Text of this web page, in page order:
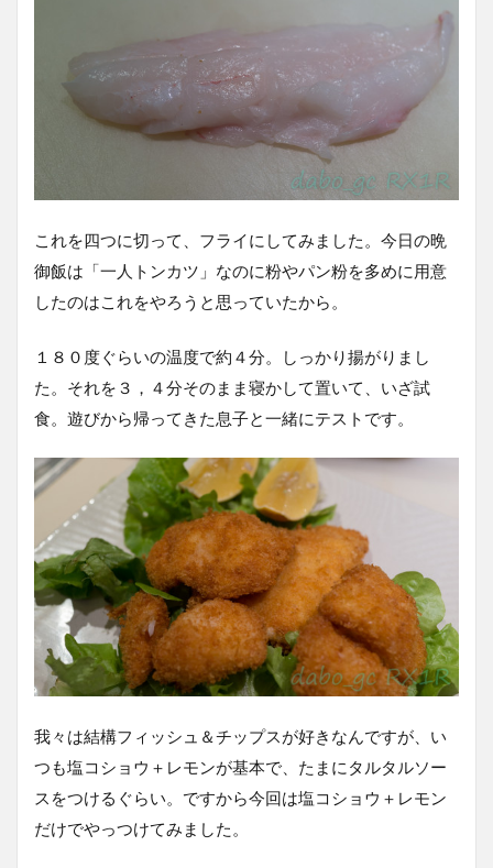
これを四つに切って、フライにしてみました。今日の晩
御飯は「一人トンカツ」なのに粉やパン粉を多めに用意
したのはこれをやろうと思っていたから。
１８０度ぐらいの温度で約４分。しっかり揚がりまし
た。それを３，４分そのまま寝かして置いて、いざ試
食。遊びから帰ってきた息子と一緒にテストです。
我々は結構フィッシュ＆チップスが好きなんですが、い
つも塩コショウ＋レモンが基本で、たまにタルタルソー
スをつけるぐらい。ですから今回は塩コショウ＋レモン
だけでやっつけてみました。